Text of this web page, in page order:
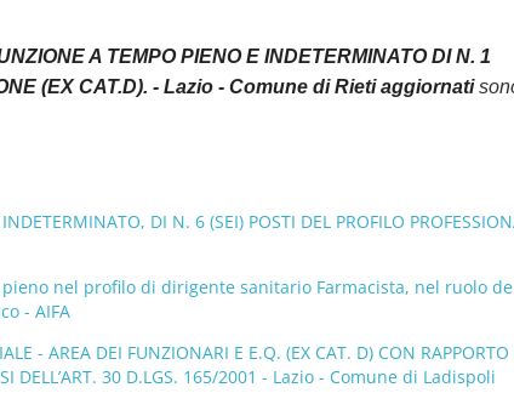
A TEMPO PIENO E INDETERMINATO DI N. 1
(EX CAT.D). - Lazio - Comune di Rieti aggiornati
DI N. 6 (SEI) POSTI DEL PROFILO
nel profilo di dirigente sanitario Farmacista, nel ruolo
- AIFA
- AREA DEI FUNZIONARI E E.Q. (EX CAT. D) CON
DELL’ART. 30 D.LGS. 165/2001 - Lazio - Comune di Ladispoli